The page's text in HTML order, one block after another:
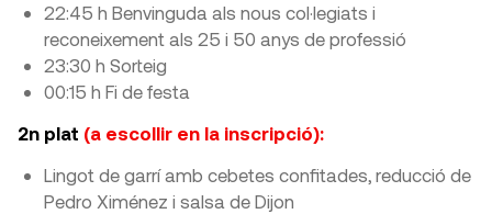
22:45 h Benvinguda als nous col·legiats i
reconeixement als 25 i 50 anys de professió
23:30 h Sorteig
00:15 h Fi de festa
2n plat (a escollir en la inscripció):
Lingot de garrí amb cebetes confitades, reducció de
Pedro Ximénez i salsa de Dijon